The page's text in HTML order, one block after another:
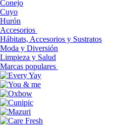
Conejo
Cuyo
Hurón
Accesorios
Hábitats, Accesorios y Sustratos
Moda y Diversión
Limpieza y Salud
Marcas populares